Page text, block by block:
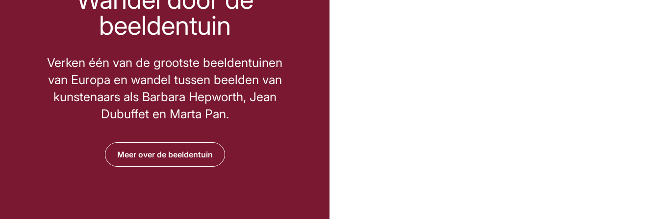
beeldentuin
Verken één van de grootste beeldentuinen
van Europa en wandel tussen beelden van
kunstenaars als Barbara Hepworth, Jean
Dubuffet en Marta Pan.
Meer over de beeldentuin